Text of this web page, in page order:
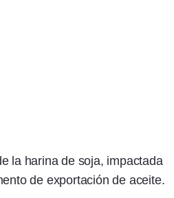
la harina de soja, impactada
de exportación de aceite.